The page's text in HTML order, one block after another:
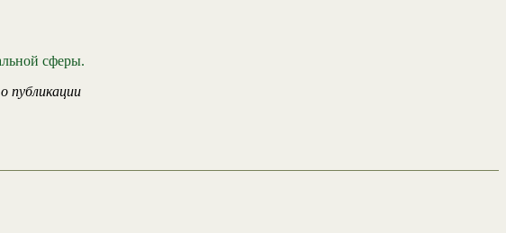
сферы.
публикации